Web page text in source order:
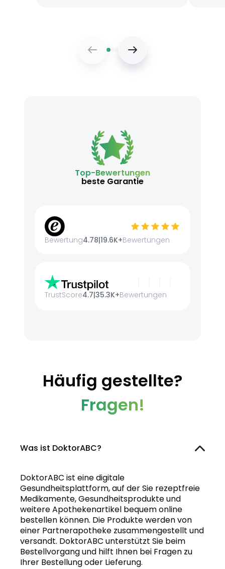
Top-Bewertungen
beste Garantie
Bewertung4.78|19.6K+Bewertungen
TrustScore4.7|35.3K+Bewertungen
Häufig gestellte?
Fragen!
Was ist DoktorABC?
DoktorABC ist eine digitale
Gesundheitsplattform, auf der Sie rezeptfreie
Medikamente, Gesundheitsprodukte und
weitere Apothekenartikel bequem online
bestellen können. Die Produkte werden von
einer Partnerapotheke zusammengestellt und
versandt. DoktorABC unterstützt Sie beim
Bestellvorgang und hilft Ihnen bei Fragen zu
Ihrer Bestellung oder Lieferung.